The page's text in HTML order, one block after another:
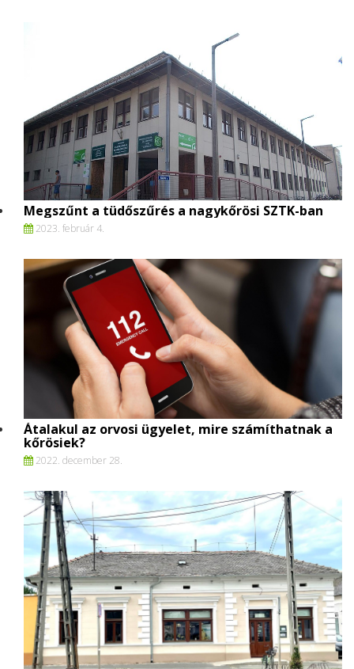
Megszűnt a tüdőszűrés a nagykőrösi SZTK-ban
2023. február 4.
Átalakul az orvosi ügyelet, mire számíthatnak a
kőrösiek?
2022. december 28.